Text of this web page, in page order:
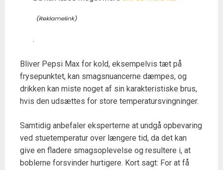
.
Bliver Pepsi Max for kold, eksempelvis tæt på
frysepunktet, kan smagsnuancerne dæmpes, og
drikken kan miste noget af sin karakteristiske brus,
hvis den udsættes for store temperatursvingninger.
Samtidig anbefaler eksperterne at undgå opbevaring
ved stuetemperatur over længere tid, da det kan
give en fladere smagsoplevelse og resultere i, at
boblerne forsvinder hurtigere. Kort sagt: For at få